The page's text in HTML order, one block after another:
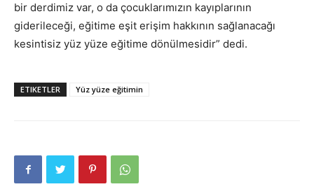
bir derdimiz var, o da çocuklarımızın kayıplarının
giderileceği, eğitime eşit erişim hakkının sağlanacağı
kesintisiz yüz yüze eğitime dönülmesidir” dedi.
ETIKETLER Yüz yüze eğitimin